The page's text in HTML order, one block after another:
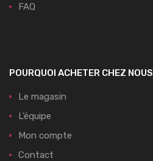
FAQ
POURQUOI ACHETER CHEZ NOUS
Le magasin
L’équipe
Mon compte
Contact